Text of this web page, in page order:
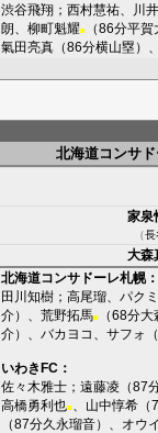
渋谷飛翔 ； 西村慧祐 川
朗
柳町魁耀■ （86分平賀
氣田亮真 （86分横山塁 ）、
北海道コンサ
家泉
（長
大森
北海道コンサドーレ札幌：
田川知樹 ； 高尾瑠 パク
介）、 荒野拓馬■ （68分大
介）、 バカヨコ サフォ
いわきFC ：
佐々木雅士 ； 遠藤凌 （87
高橋勇利也■ 山中惇希
（87分久永瑠音）、 オウ